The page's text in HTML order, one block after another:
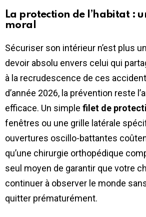
La protection de l’habitat :
moral
Sécuriser son intérieur n’est plus
devoir absolu envers celui qui
à la recrudescence de ces
d’année 2026, la prévention reste
efficace. Un simple filet de
fenêtres ou une grille latérale
ouvertures oscillo-battantes
qu’une chirurgie orthopédique
seul moyen de garantir que votre
continuer à observer le monde
quitter prématurément.